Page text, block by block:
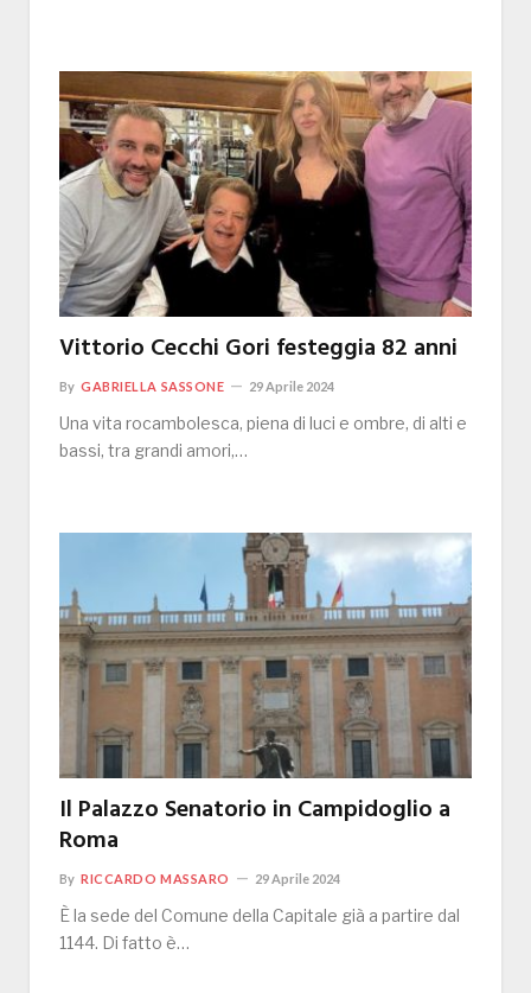
Vittorio Cecchi Gori festeggia 82 anni
By GABRIELLA SASSONE 29 Aprile 2024
Una vita rocambolesca, piena di luci e ombre, di alti e
bassi, tra grandi amori,…
Il Palazzo Senatorio in Campidoglio a
Roma
By RICCARDO MASSARO 29 Aprile 2024
È la sede del Comune della Capitale già a partire dal
1144. Di fatto è…